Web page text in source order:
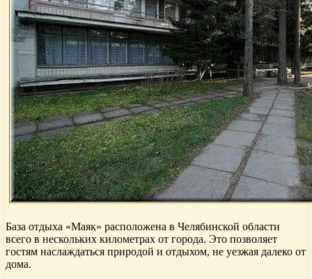
База отдыха «Маяк» расположена в Челябинской области
всего в нескольких километрах от города. Это позволяет
гостям наслаждаться природой и отдыхом, не уезжая далеко от
дома.